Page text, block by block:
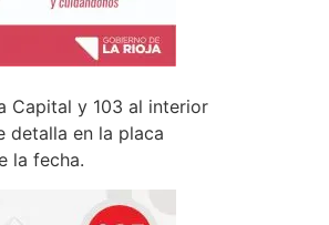
Capital y 103 al interior
detalla en la placa
la fecha.